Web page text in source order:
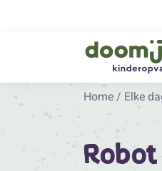
Home / Elke